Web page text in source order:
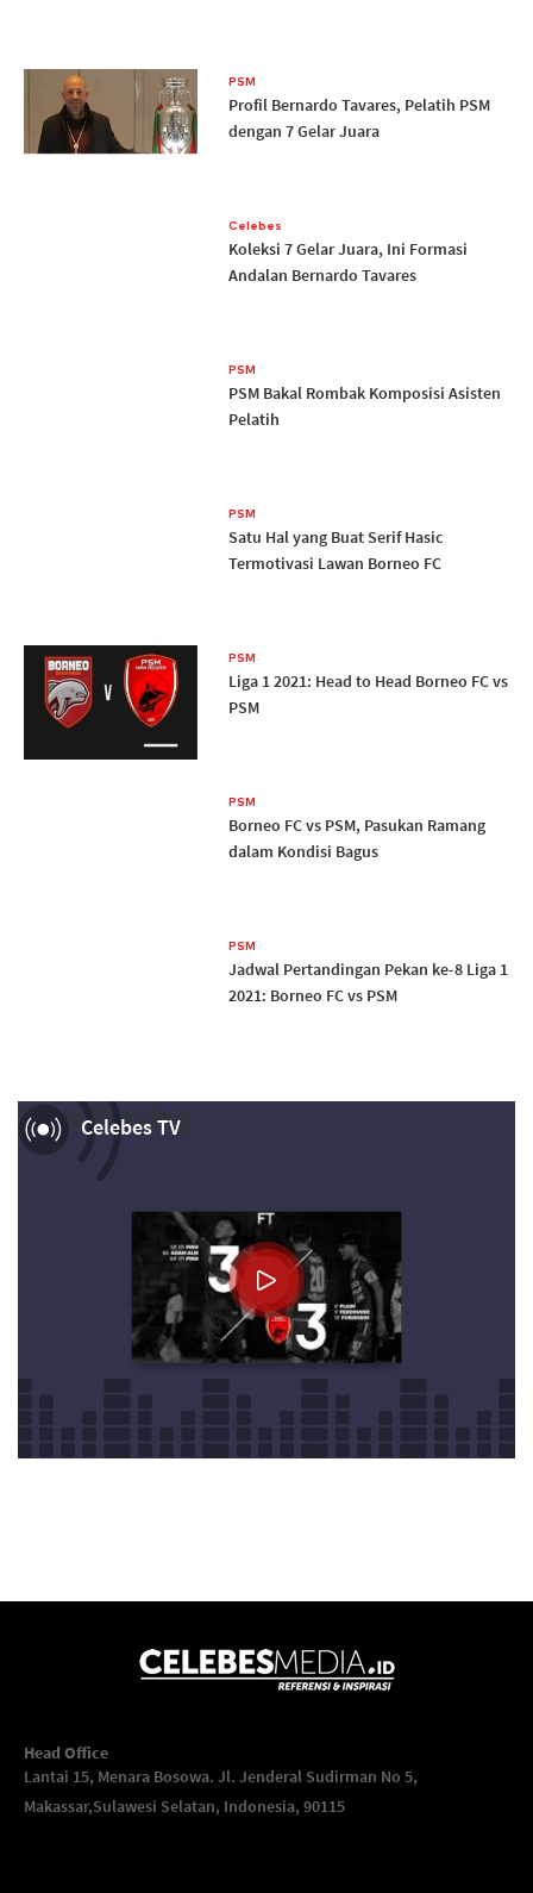
PSM
Profil Bernardo Tavares, Pelatih PSM
dengan 7 Gelar Juara
Celebes
Koleksi 7 Gelar Juara, Ini Formasi
Andalan Bernardo Tavares
PSM
PSM Bakal Rombak Komposisi Asisten
Pelatih
PSM
Satu Hal yang Buat Serif Hasic
Termotivasi Lawan Borneo FC
PSM
Liga 1 2021: Head to Head Borneo FC vs
PSM
PSM
Borneo FC vs PSM, Pasukan Ramang
dalam Kondisi Bagus
PSM
Jadwal Pertandingan Pekan ke-8 Liga 1
2021: Borneo FC vs PSM
Celebes TV
Now Playing
Head Office
Lantai 15, Menara Bosowa. Jl. Jenderal Sudirman No 5,
Makassar,Sulawesi Selatan, Indonesia, 90115